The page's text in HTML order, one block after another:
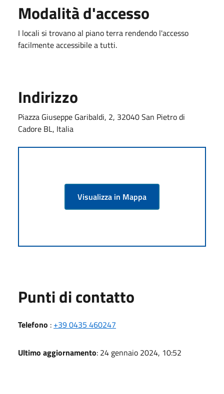
Modalità d'accesso
I locali si trovano al piano terra rendendo l'accesso
facilmente accessibile a tutti.
Indirizzo
Piazza Giuseppe Garibaldi, 2, 32040 San Pietro di
Cadore BL, Italia
Visualizza in Mappa
Punti di contatto
Telefono : +39 0435 460247
Ultimo aggiornamento: 24 gennaio 2024, 10:52